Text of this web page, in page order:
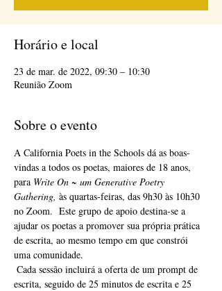
Horário e local
23 de mar. de 2022, 09:30 – 10:30
Reunião Zoom
Sobre o evento
A California Poets in the Schools dá as boas-
vindas a todos os poetas, maiores de 18 anos,
para Write On ~ um Generative Poetry
Gathering, às quartas-feiras, das 9h30 às 10h30
no Zoom.  Este grupo de apoio destina-se a
ajudar os poetas a promover sua própria prática
de escrita, ao mesmo tempo em que constrói
uma comunidade.
escrita, seguido de 25 minutos de escrita e 25